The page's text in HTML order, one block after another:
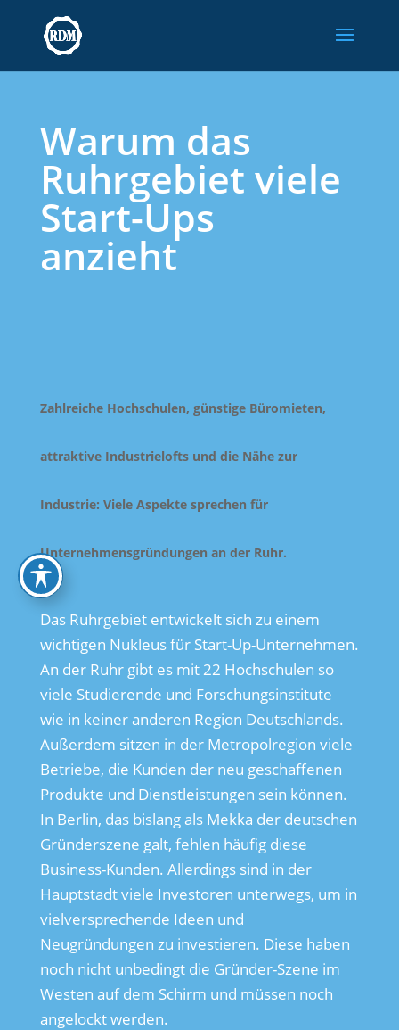
content
Warum das
Ruhrgebiet viele
Start-Ups
anzieht
Zahlreiche Hochschulen, günstige Büromieten,
attraktive Industrielofts und die Nähe zur
Industrie: Viele Aspekte sprechen für
Unternehmensgründungen an der Ruhr.
Das Ruhrgebiet entwickelt sich zu einem
wichtigen Nukleus für Start-Up-Unternehmen.
An der Ruhr gibt es mit 22 Hochschulen so
viele Studierende und Forschungsinstitute
wie in keiner anderen Region Deutschlands.
Außerdem sitzen in der Metropolregion viele
Betriebe, die Kunden der neu geschaffenen
Produkte und Dienstleistungen sein können.
In Berlin, das bislang als Mekka der deutschen
Gründerszene galt, fehlen häufig diese
Business-Kunden. Allerdings sind in der
Hauptstadt viele Investoren unterwegs, um in
vielversprechende Ideen und
Neugründungen zu investieren. Diese haben
noch nicht unbedingt die Gründer-Szene im
Westen auf dem Schirm und müssen noch
angelockt werden.